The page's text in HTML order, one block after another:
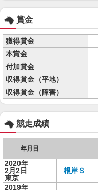
賞金
獲得賞金
本賞金
付加賞金
収得賞金（平地）
収得賞金（障害）
競走成績
年月日
2020年
2月2日
東京
根岸Ｓ
2019年